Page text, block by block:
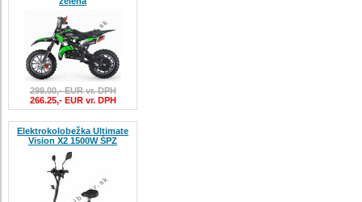
299.00,- EUR vr. DPH
266.25,- EUR vr. DPH
Elektrokolobežka Ultimate
Vision X2 1500W ŠPZ